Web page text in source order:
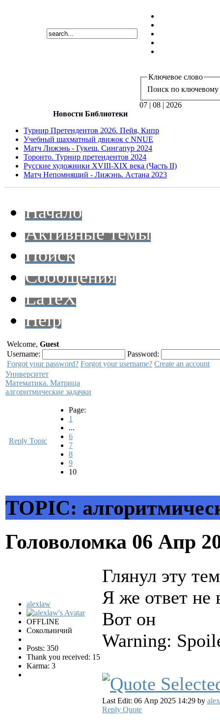
Ключевое слово
Поиск по ключевому
07 | 08 | 2026
Новости Библиотеки
Турнир Претендентов 2026. Пейя, Кипр
Учебный шахматный движок с NNUE
Матч Лижэнь - Гукеш. Сингапур 2024
Торонто. Турнир претендентов 2024
Русские художники XVIII-XIX века (Часть II)
Матч Непомнящий - Лижэнь. Астана 2023
Начало
Активные темы
Поиск
Сообщения
LaTeX
Help
Welcome, Guest
Username:
Password:
Forgot your password? Forgot your username? Create an account
Университет
Математика. Матрица
алгоритмические задачки
Reply Topic
Page:
1
...
6
7
8
9
10
TOPIC:
Головоломка 06 Апр
alexlaw
OFFLINE
Сокольничий
Posts: 350
Thank you received: 15
Karma: 3
Глянул эту
Я же ответ
Вот он
Warning:
Last Edit: 06 Апр 2025 14:29 by
Reply Quote